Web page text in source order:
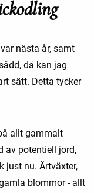
nästa år, samt
då kan jag
sätt. Detta tycker
allt gammalt
av potentiell jord,
just nu. Ärtväxter,
blommor - allt